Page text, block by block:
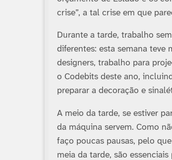
crise”, a tal crise em que
Durante a tarde, trabalho
diferentes: esta semana teve
designers, trabalho para
o Codebits deste ano,
preparar a decoração e
A meio da tarde, se estiver
da máquina servem. Como
faço poucas pausas, pelo
meia da tarde, são